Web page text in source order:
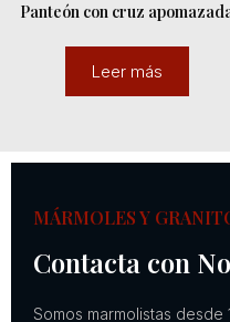
Panteón con cruz
Leer más
MÁRMOLES Y
Contacta con
Somos marmolistas